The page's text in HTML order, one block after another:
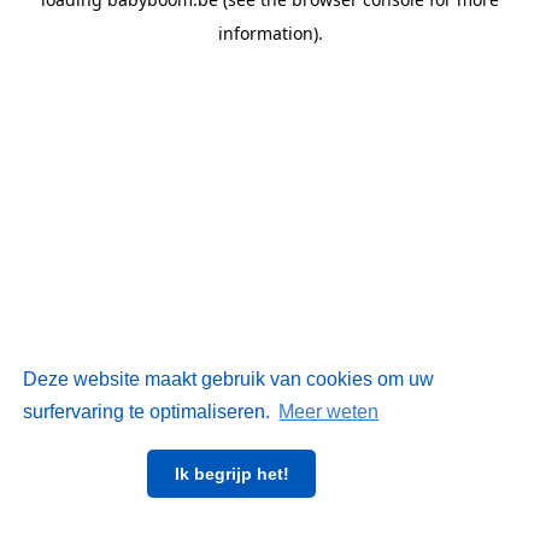
Deze website maakt gebruik van cookies om uw
surfervaring te optimaliseren. Meer weten
Ik begrijp het!
information).